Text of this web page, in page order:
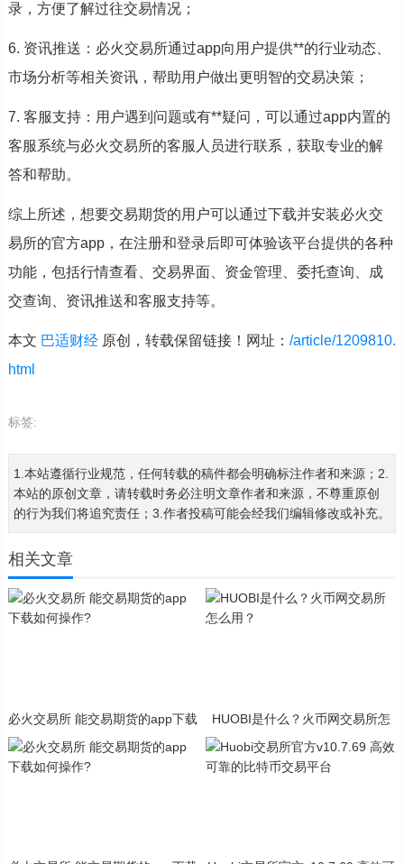
录，方便了解过往交易情况；
6. 资讯推送：必火交易所通过app向用户提供**的行业动态、
市场分析等相关资讯，帮助用户做出更明智的交易决策；
7. 客服支持：用户遇到问题或有**疑问，可以通过app内置的
客服系统与必火交易所的客服人员进行联系，获取专业的解
答和帮助。
综上所述，想要交易期货的用户可以通过下载并安装必火交
易所的官方app，在注册和登录后即可体验该平台提供的各种
功能，包括行情查看、交易界面、资金管理、委托查询、成
交查询、资讯推送和客服支持等。
本文 巴适财经原创，转载保留链接！网址： /article/1209810.
html
标签:
1.本站遵循行业规范，任何转载的稿件都会明确标注作者和来源；2.
本站的原创文章，请转载时务必注明文章作者和来源，不尊重原创
的行为我们将追究责任；3.作者投稿可能会经我们编辑修改或补充。
相关文章
必火交易所 能交易期货的app下载
HUOBI是什么？火币网交易所怎